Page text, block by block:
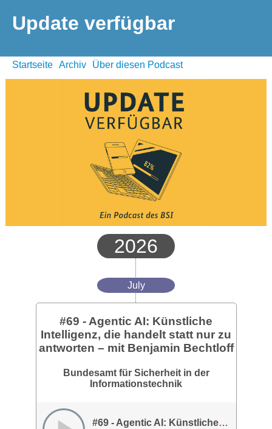
Update verfügbar
Startseite Archiv Über diesen Podcast
2026
July
#69 - Agentic AI: Künstliche
Intelligenz, die handelt statt nur zu
antworten – mit Benjamin Bechtloff
Bundesamt für Sicherheit in der
Informationstechnik
#69 - Agentic AI: Künstliche Intelligenz, die handelt statt nur zu antworten – mit Benjamin Bechtloff